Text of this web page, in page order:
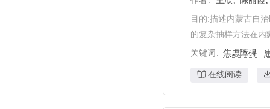
目的:描述内蒙古自
的复杂抽样方法在内
关键词 焦虑障碍
在线阅读